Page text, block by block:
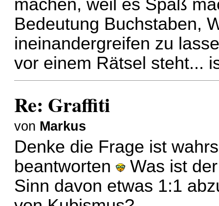
machen, weil es Spaß
Bedeutung Buchstaben,
ineinandergreifen zu
vor einem Rätsel steht...
Re: Graffiti
von Markus
Denke die Frage ist
beantworten
Was ist
Sinn davon etwas 1:1